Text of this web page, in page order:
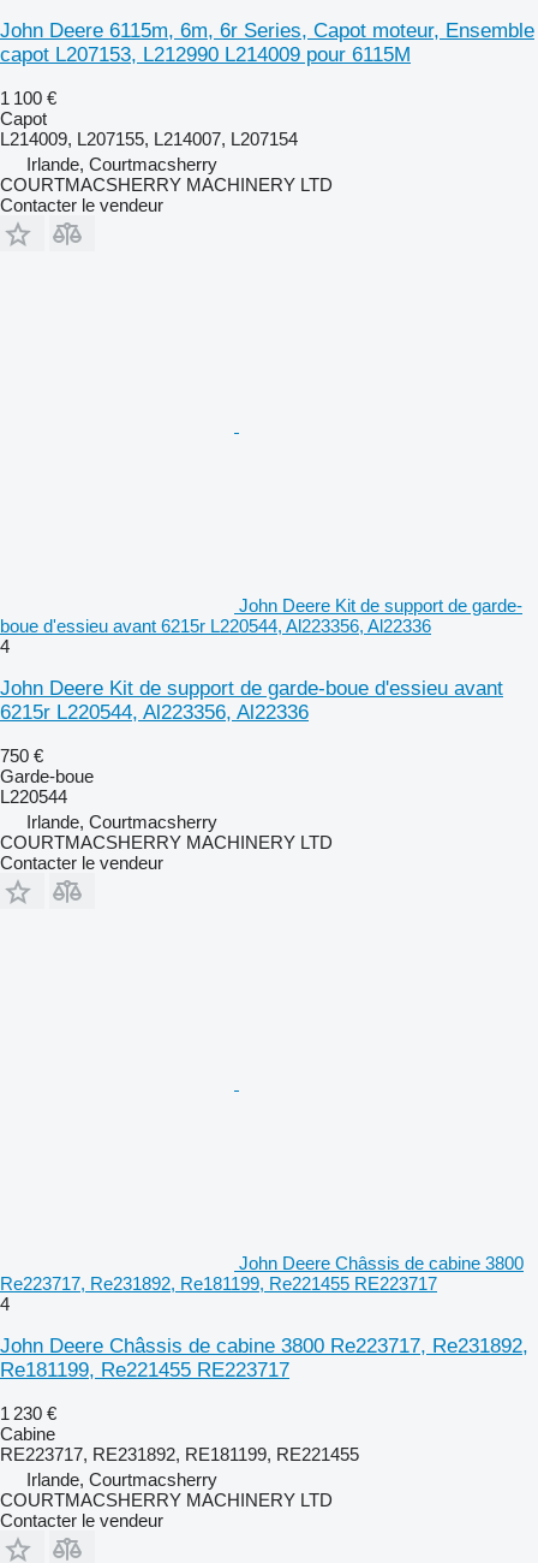
John Deere 6115m, 6m, 6r Series, Capot moteur, Ensemble
capot L207153, L212990 L214009 pour 6115M
1 100 €
Capot
L214009, L207155, L214007, L207154
Irlande, Courtmacsherry
COURTMACSHERRY MACHINERY LTD
Contacter le vendeur
John Deere Kit de support de garde-
boue d'essieu avant 6215r L220544, Al223356, Al22336
4
John Deere Kit de support de garde-boue d'essieu avant
6215r L220544, Al223356, Al22336
750 €
Garde-boue
L220544
Irlande, Courtmacsherry
COURTMACSHERRY MACHINERY LTD
Contacter le vendeur
John Deere Châssis de cabine 3800
Re223717, Re231892, Re181199, Re221455 RE223717
4
John Deere Châssis de cabine 3800 Re223717, Re231892,
Re181199, Re221455 RE223717
1 230 €
Cabine
RE223717, RE231892, RE181199, RE221455
Irlande, Courtmacsherry
COURTMACSHERRY MACHINERY LTD
Contacter le vendeur